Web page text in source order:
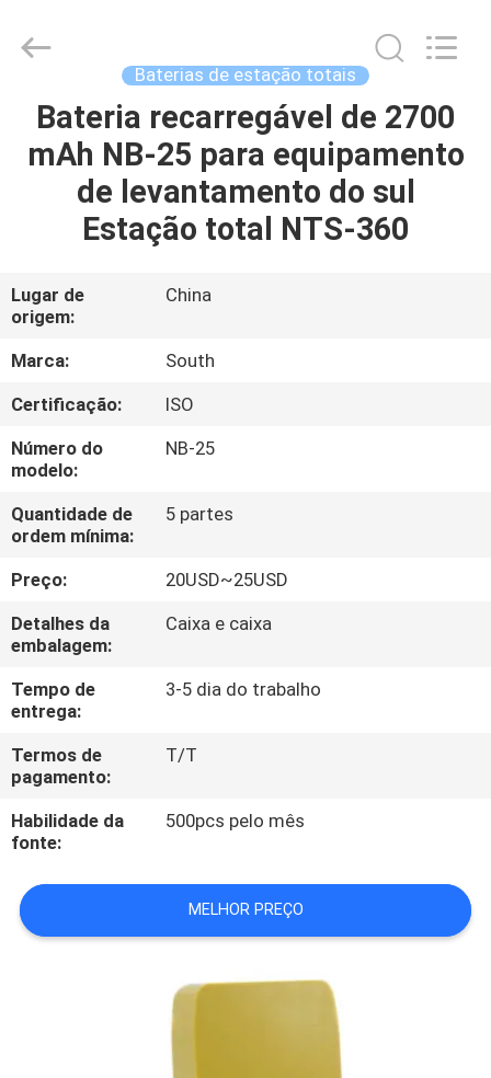
CASA
PRODUTOS
NÓS
EXCURSÃO
DA
FÁBRICA
CONTROLE
DA
QUALIDADE
CONTACTE-
NOS
PEÇA
UMAS
CITAÇÕES
MAPA
DO
Survey
Instrument
Reserved.
Baterias de estação totais
Bateria recarregável de 2700
mAh NB-25 para equipamento
de levantamento do sul
Estação total NTS-360
Lugar de
origem:
China
Marca:
South
Certificação:
ISO
Número do
modelo:
NB-25
Quantidade de
ordem mínima:
5 partes
Preço:
20USD~25USD
Detalhes da
embalagem:
Caixa e caixa
Tempo de
entrega:
3-5 dia do trabalho
Termos de
pagamento:
T/T
Habilidade da
fonte:
500pcs pelo mês
MELHOR PREÇO